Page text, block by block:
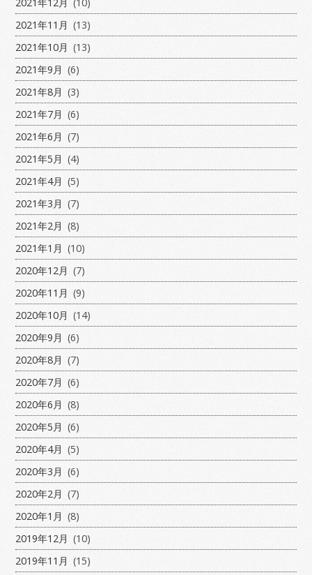
2021年11月 (13)
2021年10月 (13)
2021年9月 (6)
2021年8月 (3)
2021年7月 (6)
2021年6月 (7)
2021年5月 (4)
2021年4月 (5)
2021年3月 (7)
2021年2月 (8)
2021年1月 (10)
2020年12月 (7)
2020年11月 (9)
2020年10月 (14)
2020年9月 (6)
2020年8月 (7)
2020年7月 (6)
2020年6月 (8)
2020年5月 (6)
2020年4月 (5)
2020年3月 (6)
2020年2月 (7)
2020年1月 (8)
2019年12月 (10)
2019年11月 (15)